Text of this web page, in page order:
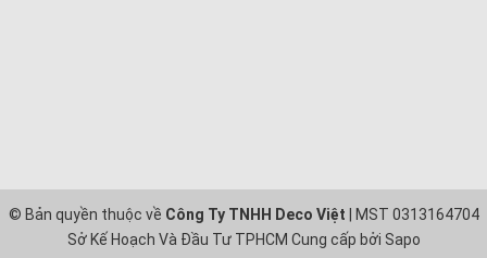
© Bản quyền thuộc về Công Ty TNHH Deco Việt | MST 0313164704
Sở Kế Hoạch Và Đầu Tư TPHCM Cung cấp bởi Sapo